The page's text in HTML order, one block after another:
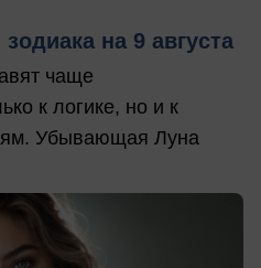
на 9 августа
чаще
к логике, но и к
Убывающая Луна